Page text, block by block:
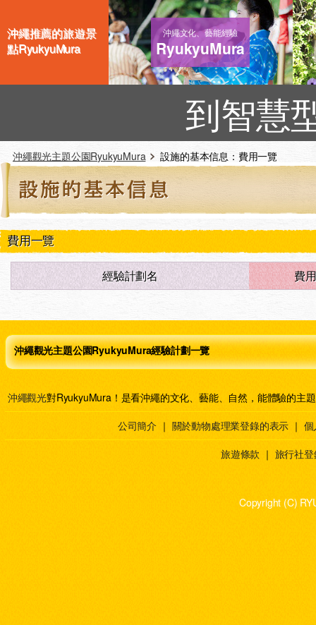
沖繩推薦的旅遊景
點RyukyuMura
沖繩文化、藝能經驗
RyukyuMura
到智慧
沖繩觀光主題公園RyukyuMura 設施的基本信息：費用一覽
費用一覽
經驗計劃名 費用
沖繩觀光主題公園RyukyuMura經驗計劃一覽
沖繩觀光對RyukyuMura！是看沖繩的文化、藝能、自然，能體驗的主
公司簡介 ｜ 關於動物處理業登錄的表示 ｜
旅遊條款 ｜ 旅行社
Copyright (C)